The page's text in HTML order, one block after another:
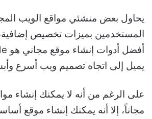
يحاول بعض منشئي مواقع الويب
المستخدمين بميزات تخصيص
يميل إلى اتجاه تصميم ويب أسرع
على الرغم من أنه لا يمكنك إنشاء
مجاناً، إلا أنه يمكنك إنشاء موقع